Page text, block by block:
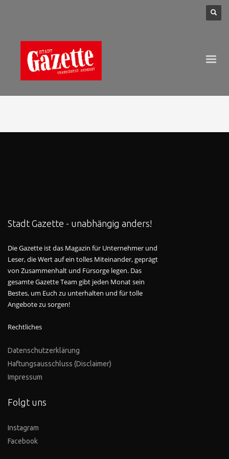
Stadt Gazette - unabhängig anders!
Die Gazette ist das Magazin für Unternehmer und
Leser, die Wert auf ein tolles Miteinander, geprägt
von Zusammenhalt und Fürsorge legen. Das
gesamte Gazette Team gibt jeden Monat sein
Bestes, um Euch zu unterhalten und für tolle
Angebote zu sorgen!
Rechtliches
Datenschutzerklärung
Haftungsausschluss (Disclaimer)
Impressum
Folgt uns
Instagram
Facebook